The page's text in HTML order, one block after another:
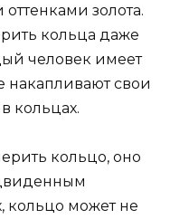
золота.
кольца даже
человек имеет
накапливают свои
кольцах.
кольцо, оно
кольцо может не